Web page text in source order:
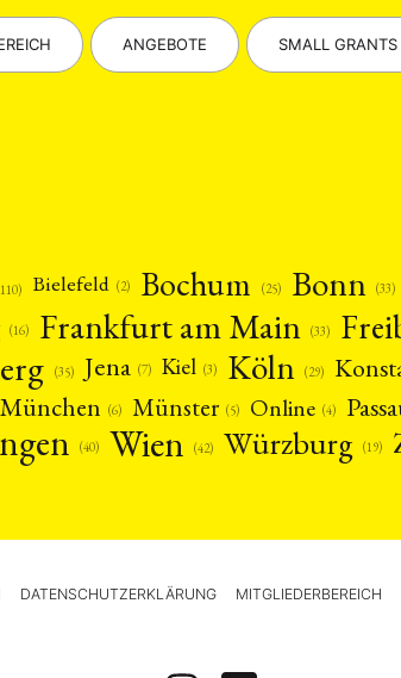
ANGEBOTE SMALL
Bielefeld (2) Bochum (25) Bonn (33)
(16) Frankfurt am Main (33)
(35) Jena (7) Kiel (3) Köln (29)
München (6) Münster (5) Online (4)
(40) Wien (42) Würzburg (19)
DATENSCHUTZERKLÄRUNG MITGLIEDERBEREICH